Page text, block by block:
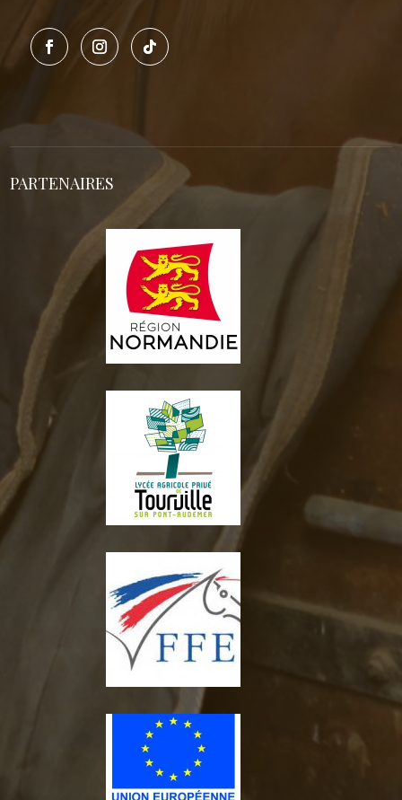
PARTENAIRES